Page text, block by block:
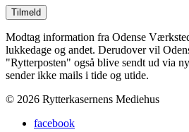
Modtag information fra Odense
lukkedage og andet. Derudover vil
"Rytterposten" også blive sendt ud via
sender ikke mails i tide og utide.
© 2026 Rytterkasernens Mediehus
facebook